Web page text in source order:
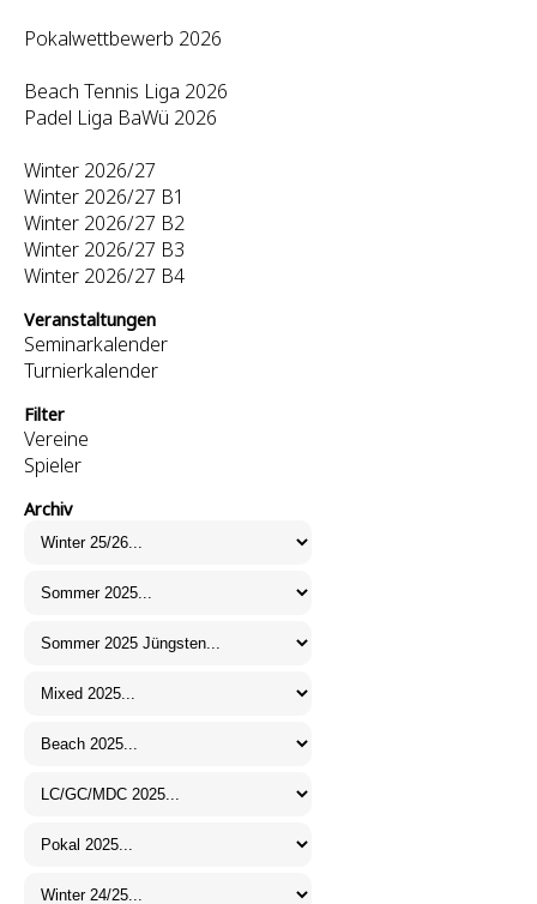
Pokalwettbewerb 2026
Beach Tennis Liga 2026
Padel Liga BaWü 2026
Winter 2026/27
Winter 2026/27 B1
Winter 2026/27 B2
Winter 2026/27 B3
Winter 2026/27 B4
Veranstaltungen
Seminarkalender
Turnierkalender
Filter
Vereine
Spieler
Archiv